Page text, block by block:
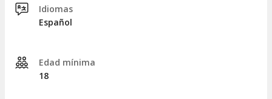
Idiomas
Español
Edad mínima
18